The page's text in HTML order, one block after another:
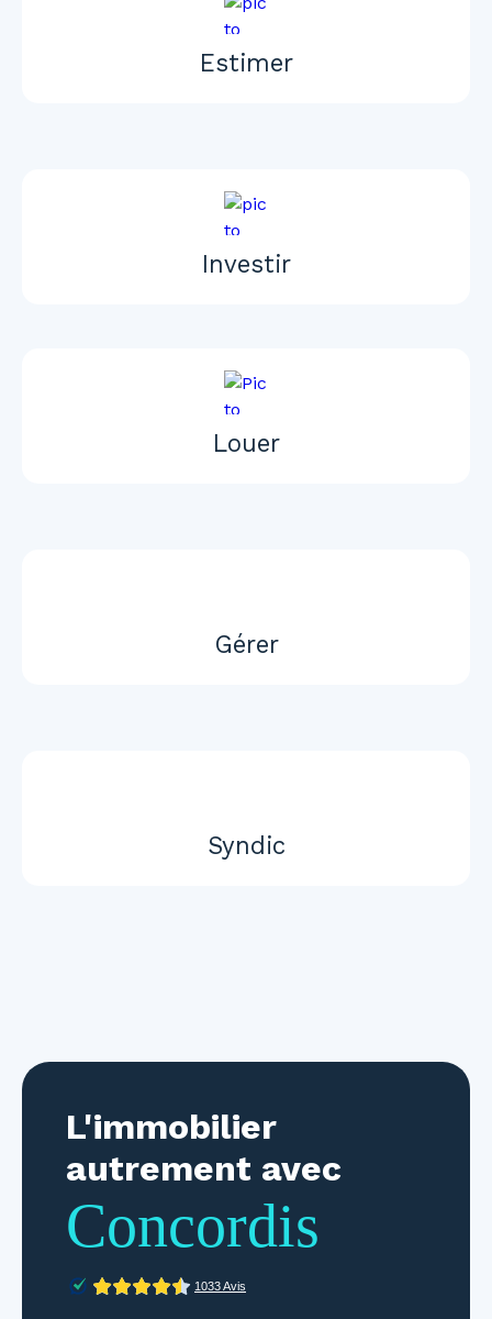
Estimer
Investir
Louer
Gérer
Syndic
L'immobilier
autrement avec
Concordis